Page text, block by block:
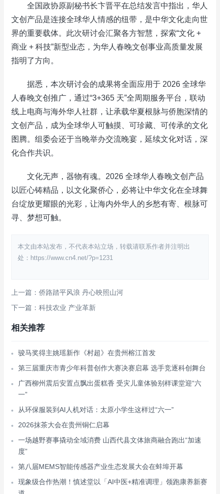
全国政协原副秘书长卞晋平在总结发言中指出，华人
文创产品是连接全球华人情感的纽带，是中华文化走向世
界的重要载体。此次研讨会汇聚各方智慧，探索“文化 +
商业 + 科技”新型业态，为华人春晚文创事业高质量发展
指明了方向。
据悉，本次研讨会的成果将全面应用于 2026 全球华
人春晚文创推广，通过“3+365 天”全周期服务平台，联动
线上电商与海外华人社群，让承载华夏根脉与侨胞深情的
文创产品，成为全球华人可触摸、可珍藏、可传承的文化
图腾。组委会还于当晚举办交流晚宴，延续文化对话，深
化合作共识。
文化无声，器物有魂。2026 全球华人春晚文创产品
以匠心铸精品，以文化聚侨心，必将让中华文化在全球舞
台绽放更耀眼的光彩，让海内外华人的乡愁有寄、根脉可
寻、梦想可触。
本文由本站发布，不代表本站立场，转载请联系作者并注明出
处：https://www.cn4.net/?p=1231
上一篇：侨路踏平风浪 丹心映照山河
下一篇：科技农业 产业革新
相关推荐
骏马奖得主姚瑶新作《村超》在贵州榕江首发
第三届重庆市青少年科普创作大赛决赛启幕 选手竞逐科创舞台
广西柳州震后安置点飘出蛋糕香 受灾儿童体验别样课堂迎“六
一”
从环保服装到AI人机对话：太原小学生这样过“六一”
2026抹茶大会在贵州铜仁启幕
一场越野赛事撬动全域消费 山西代县文体旅商融合跑出“加速
度”
第八届MEMS智能传感器产业生态发展大会在蚌埠开幕
现象级合作热潮！慎述堂以「AI中医+精准调理」领跑康养新赛